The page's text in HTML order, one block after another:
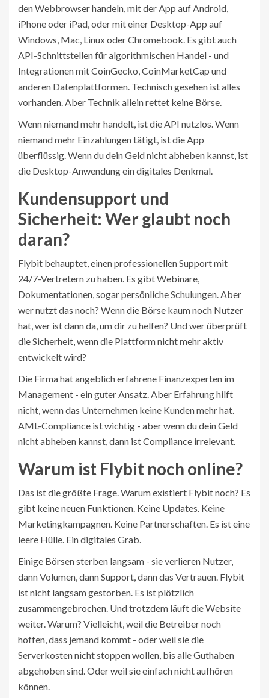
den Webbrowser handeln, mit der App auf Android,
iPhone oder iPad, oder mit einer Desktop-App auf
Windows, Mac, Linux oder Chromebook. Es gibt auch
API-Schnittstellen für algorithmischen Handel - und
Integrationen mit CoinGecko, CoinMarketCap und
anderen Datenplattformen. Technisch gesehen ist alles
vorhanden. Aber Technik allein rettet keine Börse.
Wenn niemand mehr handelt, ist die API nutzlos. Wenn
niemand mehr Einzahlungen tätigt, ist die App
überflüssig. Wenn du dein Geld nicht abheben kannst, ist
die Desktop-Anwendung ein digitales Denkmal.
Kundensupport und
Sicherheit: Wer glaubt noch
daran?
Flybit behauptet, einen professionellen Support mit
24/7-Vertretern zu haben. Es gibt Webinare,
Dokumentationen, sogar persönliche Schulungen. Aber
wer nutzt das noch? Wenn die Börse kaum noch Nutzer
hat, wer ist dann da, um dir zu helfen? Und wer überprüft
die Sicherheit, wenn die Plattform nicht mehr aktiv
entwickelt wird?
Die Firma hat angeblich erfahrene Finanzexperten im
Management - ein guter Ansatz. Aber Erfahrung hilft
nicht, wenn das Unternehmen keine Kunden mehr hat.
AML-Compliance ist wichtig - aber wenn du dein Geld
nicht abheben kannst, dann ist Compliance irrelevant.
Warum ist Flybit noch online?
Das ist die größte Frage. Warum existiert Flybit noch? Es
gibt keine neuen Funktionen. Keine Updates. Keine
Marketingkampagnen. Keine Partnerschaften. Es ist eine
leere Hülle. Ein digitales Grab.
Einige Börsen sterben langsam - sie verlieren Nutzer,
dann Volumen, dann Support, dann das Vertrauen. Flybit
ist nicht langsam gestorben. Es ist plötzlich
zusammengebrochen. Und trotzdem läuft die Website
weiter. Warum? Vielleicht, weil die Betreiber noch
hoffen, dass jemand kommt - oder weil sie die
Serverkosten nicht stoppen wollen, bis alle Guthaben
abgehoben sind. Oder weil sie einfach nicht aufhören
können.